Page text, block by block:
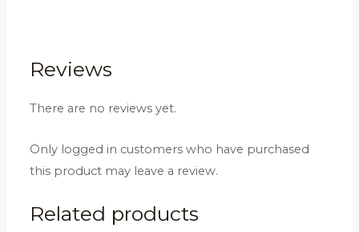
Reviews
There are no reviews yet.
Only logged in customers who have purchased
this product may leave a review.
Related products